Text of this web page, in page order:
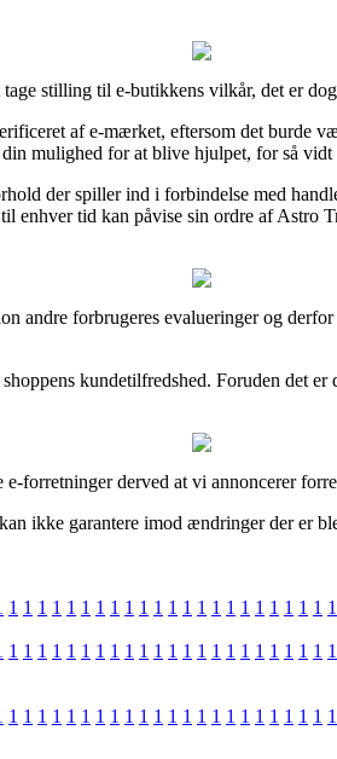
stilling til e-butikkens vilkår, det er
af e-mærket, eftersom det burde
mulighed for at blive hjulpet, for så
der spiller ind i forbindelse med
enhver tid kan påvise sin ordre af
andre forbrugeres evalueringer og
kundetilfredshed. Foruden det
forretninger derved at vi annoncerer
ikke garantere imod ændringer der er
1 1 1 1 1 1 1 1 1 1 1 1 1 1 1 1 1 1 1 1 1 1 1
1 1 1 1 1 1 1 1 1 1 1 1 1 1 1 1 1 1 1 1 1 1 1
1 1 1 1 1 1 1 1 1 1 1 1 1 1 1 1 1 1 1 1 1 1 1